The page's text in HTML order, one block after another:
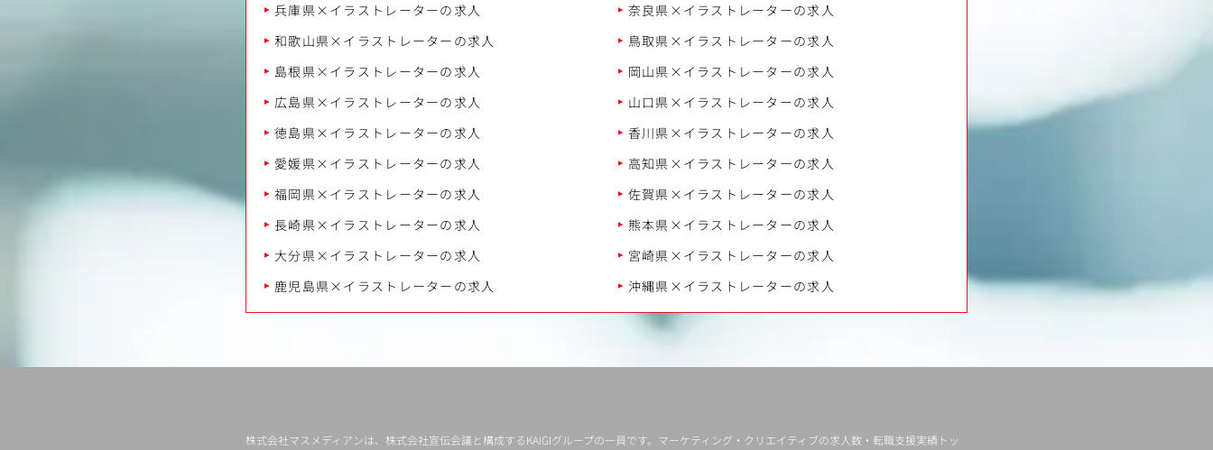
兵庫県×イラストレーターの求人
奈良県×イラストレーターの求人
和歌山県×イラストレーターの求人
鳥取県×イラストレーターの求人
島根県×イラストレーターの求人
岡山県×イラストレーターの求人
広島県×イラストレーターの求人
山口県×イラストレーターの求人
徳島県×イラストレーターの求人
香川県×イラストレーターの求人
愛媛県×イラストレーターの求人
高知県×イラストレーターの求人
福岡県×イラストレーターの求人
佐賀県×イラストレーターの求人
長崎県×イラストレーターの求人
熊本県×イラストレーターの求人
大分県×イラストレーターの求人
宮崎県×イラストレーターの求人
鹿児島県×イラストレーターの求人
沖縄県×イラストレーターの求人
株式会社マスメディアンは、株式会社宣伝会議と構成するKAIGIグループの一員です。マーケティング・クリエイティブの求人数・転職支援実績トッ